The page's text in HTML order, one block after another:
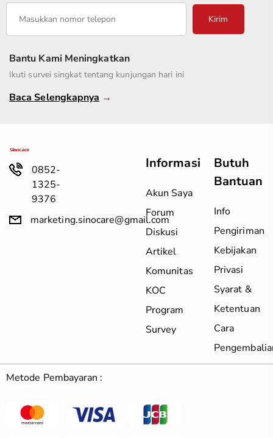
Kirim
Bantu Kami Meningkatkan
Ikuti survei singkat tentang kunjungan hari ini
Baca Selengkapnya →
0852-
1325-
9376
marketing.sinocare@gmail.com
Informasi
Akun Saya
Forum
Diskusi
Artikel
Komunitas
KOC
Program
Survey
Butuh
Bantuan
Info
Pengiriman
Kebijakan
Privasi
Syarat &
Ketentuan
Cara
Metode Pembayaran :